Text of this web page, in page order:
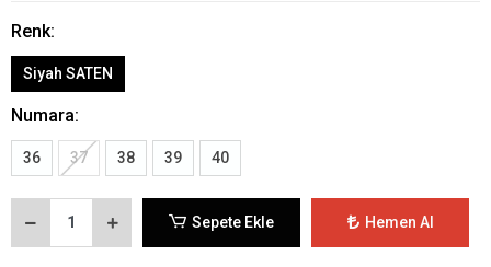
Renk:
Siyah SATEN
Numara:
36 37 38 39 40
Sepete Ekle Hemen Al